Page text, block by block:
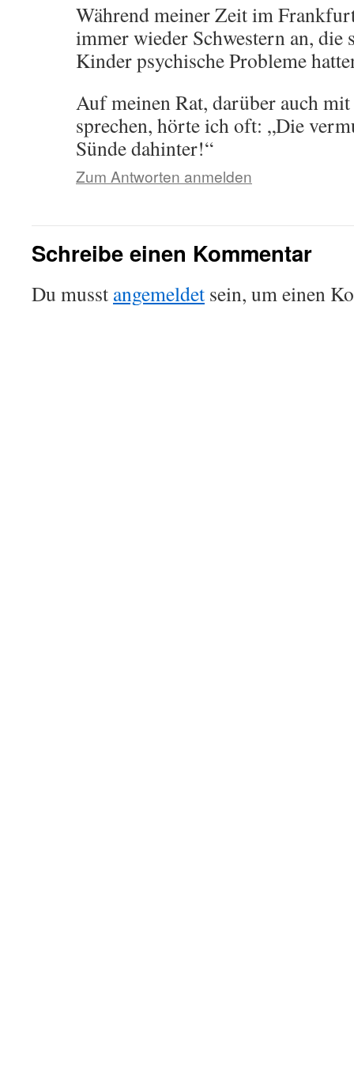
Während meiner Zeit im
immer wieder Schwestern an, die
Kinder psychische Probleme
Auf meinen Rat, darüber auch
sprechen, hörte ich oft: „Die
Sünde dahinter!“
Zum Antworten anmelden
Schreibe einen Kommentar
Du musst angemeldet sein, um einen